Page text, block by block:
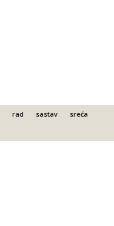
rad sastav
sreća